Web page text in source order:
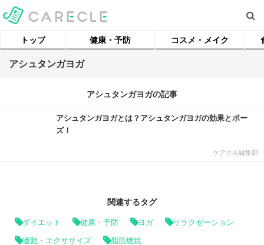
トップ 健康・予防 コスメ・メイク
アシュタンガヨガ
アシュタンガヨガの記事
アシュタンガヨガとは？アシュタンガヨガの効果とポー
ズ！
ケアクル編集部
関連するタグ
ダイエット 健康・予防 ヨガ リラクゼーション
運動・エクササイズ 脂肪燃焼